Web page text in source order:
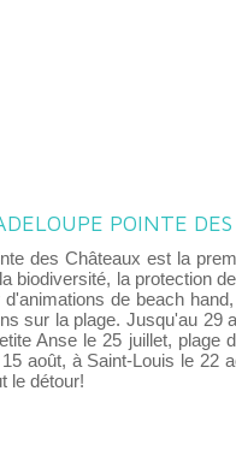
POINTE
des Châteaux est la
biodiversité, la protection
de beach
sur la plage. Jusqu'au 29
Anse le 25 juillet,
août, à Saint-Louis le 22
le détour!